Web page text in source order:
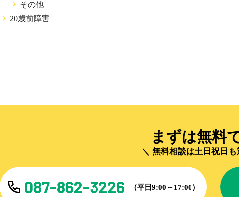
その他
20歳前障害
まずは無料
無料相談は土日祝日も
087-862-3226 （平日9:00～17:00）